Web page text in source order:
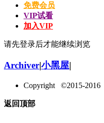
免费会员
VIP试看
加入VIP
请先登录后才能继续浏览
Archiver|小黑屋|
Copyright ©2015-2016
返回顶部